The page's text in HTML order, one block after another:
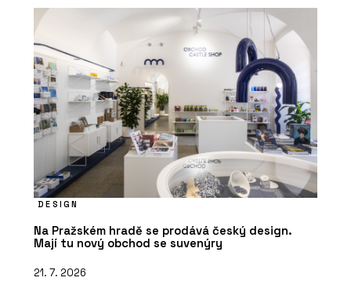
DESIGN
Na Pražském hradě se prodává český design.
Mají tu nový obchod se suvenýry
21. 7. 2026